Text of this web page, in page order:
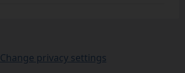
Change privacy settings